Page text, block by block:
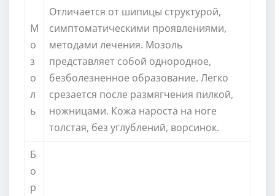
М
о
з
о
л
ь
Отличается от шипицы структурой,
симптоматическими проявлениями,
методами лечения. Мозоль
представляет собой однородное,
безболезненное образование. Легко
срезается после размягчения пилкой,
ножницами. Кожа нароста на ноге
толстая, без углублений, ворсинок.
Б
о
р